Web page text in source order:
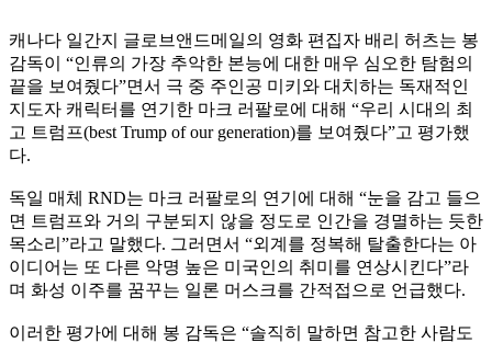
캐나다 일간지 글로브앤드메일의 영화 편집자 배리 허츠는 봉
감독이 “인류의 가장 추악한 본능에 대한 매우 심오한 탐험의
끝을 보여줬다”면서 극 중 주인공 미키와 대치하는 독재적인
지도자 캐릭터를 연기한 마크 러팔로에 대해 “우리 시대의 최
고 트럼프(best Trump of our generation)를 보여줬다”고 평가했
다.
독일 매체 RND는 마크 러팔로의 연기에 대해 “눈을 감고 들으
면 트럼프와 거의 구분되지 않을 정도로 인간을 경멸하는 듯한
목소리”라고 말했다. 그러면서 “외계를 정복해 탈출한다는 아
이디어는 또 다른 악명 높은 미국인의 취미를 연상시킨다”라
며 화성 이주를 꿈꾸는 일론 머스크를 간적접으로 언급했다.
이러한 평가에 대해 봉 감독은 “솔직히 말하면 참고한 사람도